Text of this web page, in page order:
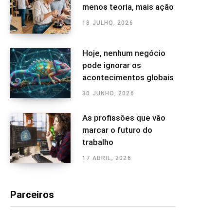
menos teoria, mais ação
18 JULHO, 2026
Hoje, nenhum negócio
pode ignorar os
acontecimentos globais
30 JUNHO, 2026
As profissões que vão
marcar o futuro do
trabalho
17 ABRIL, 2026
Parceiros